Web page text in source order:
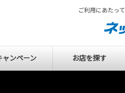
ャンペーン お店を探す
ご利用にあたって